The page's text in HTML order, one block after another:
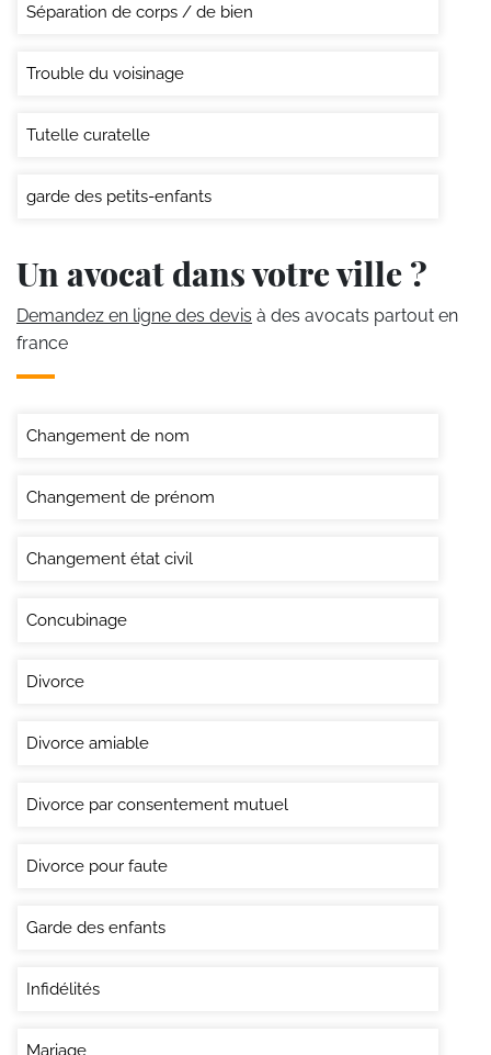
Séparation de corps / de bien
Trouble du voisinage
Tutelle curatelle
garde des petits-enfants
Un avocat dans votre ville ?
Demandez en ligne des devis à des avocats partout en
france
Changement de nom
Changement de prénom
Changement état civil
Concubinage
Divorce
Divorce amiable
Divorce par consentement mutuel
Divorce pour faute
Garde des enfants
Infidélités
Mariage